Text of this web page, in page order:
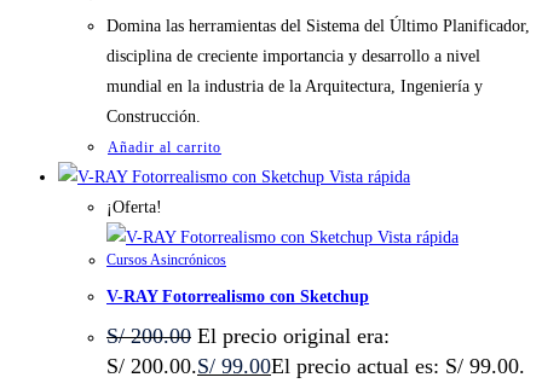
Domina las herramientas del Sistema del Último Planificador,
disciplina de creciente importancia y desarrollo a nivel
mundial en la industria de la Arquitectura, Ingeniería y
Construcción.
Añadir al carrito
Vista rápida
¡Oferta!
Vista rápida
Cursos Asincrónicos
V-RAY Fotorrealismo con Sketchup
S/200.00 El precio original era:
S/ 200.00.S/ 99.00El precio actual es: S/ 99.00.